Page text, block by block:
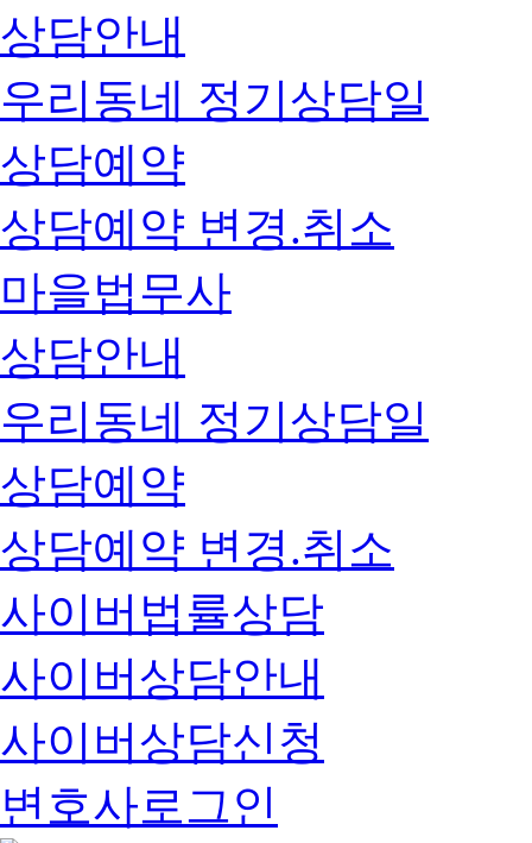
상담안내
우리동네 정기상담일
상담예약
상담예약 변경.취소
마을법무사
상담안내
우리동네 정기상담일
상담예약
상담예약 변경.취소
사이버법률상담
사이버상담안내
사이버상담신청
변호사로그인